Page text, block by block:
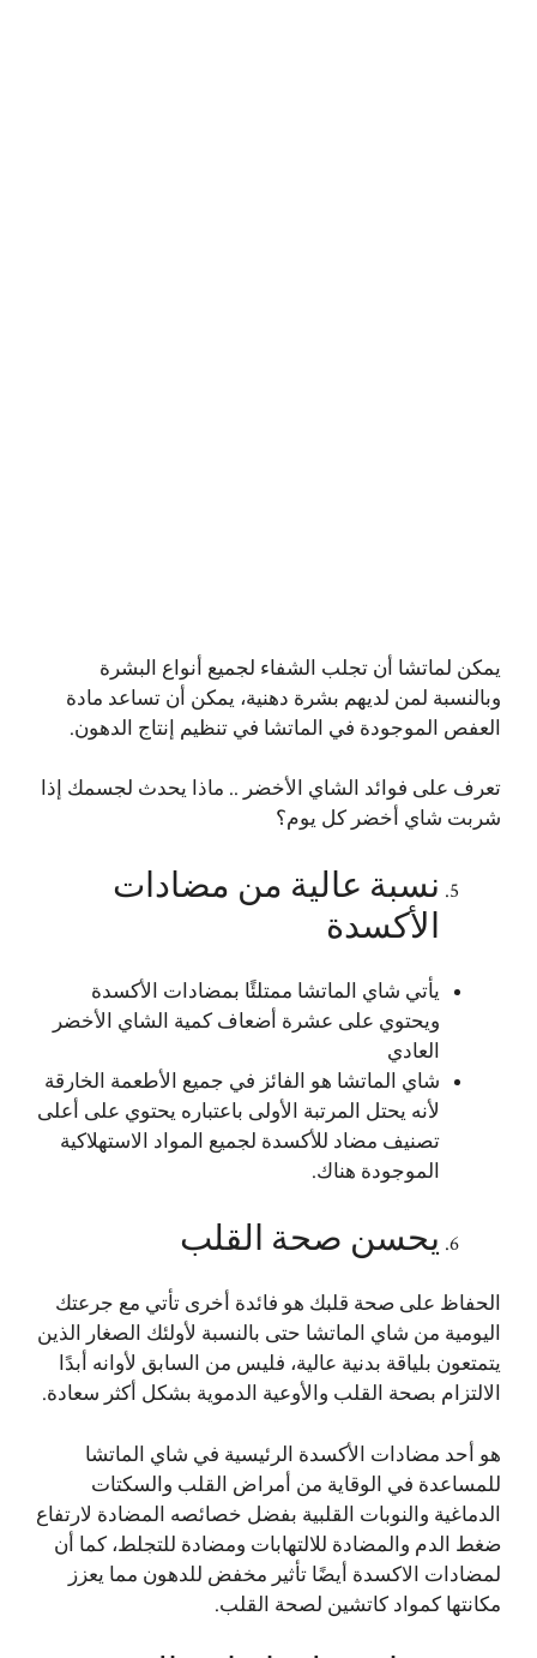
يمكن لماتشا أن تجلب الشفاء لجميع أنواع البشرة
وبالنسبة لمن لديهم بشرة دهنية، يمكن أن تساعد مادة
العفص الموجودة في الماتشا في تنظيم إنتاج الدهون.
تعرف على فوائد الشاي الأخضر .. ماذا يحدث لجسمك إذا
شربت شاي أخضر كل يوم؟
نسبة عالية من مضادات
الأكسدة
يأتي شاي الماتشا ممتلئًا بمضادات الأكسدة
ويحتوي على عشرة أضعاف كمية الشاي الأخضر
العادي
شاي الماتشا هو الفائز في جميع الأطعمة الخارقة
لأنه يحتل المرتبة الأولى باعتباره يحتوي على أعلى
تصنيف مضاد للأكسدة لجميع المواد الاستهلاكية
الموجودة هناك.
يحسن صحة القلب
الحفاظ على صحة قلبك هو فائدة أخرى تأتي مع جرعتك
اليومية من شاي الماتشا حتى بالنسبة لأولئك الصغار الذين
يتمتعون بلياقة بدنية عالية، فليس من السابق لأوانه أبدًا
الالتزام بصحة القلب والأوعية الدموية بشكل أكثر سعادة.
هو أحد مضادات الأكسدة الرئيسية في شاي الماتشا
للمساعدة في الوقاية من أمراض القلب والسكتات
الدماغية والنوبات القلبية بفضل خصائصه المضادة لارتفاع
ضغط الدم والمضادة للالتهابات ومضادة للتجلط، كما أن
لمضادات الاكسدة أيضًا تأثير مخفض للدهون مما يعزز
مكانتها كمواد كاتشين لصحة القلب.